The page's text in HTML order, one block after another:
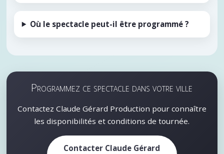
Où le spectacle peut-il être programmé ?
Programmez ce spectacle dans votre ville
Contactez Claude Gérard Production pour connaître
les disponibilités et conditions de tournée.
Contacter Claude Gérard